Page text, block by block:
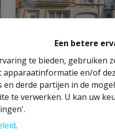
Een betere
te bieden, gebruiken
en/of
derde partijen in de
te verwerken. U kan uw
.
Bureauruimte(s)